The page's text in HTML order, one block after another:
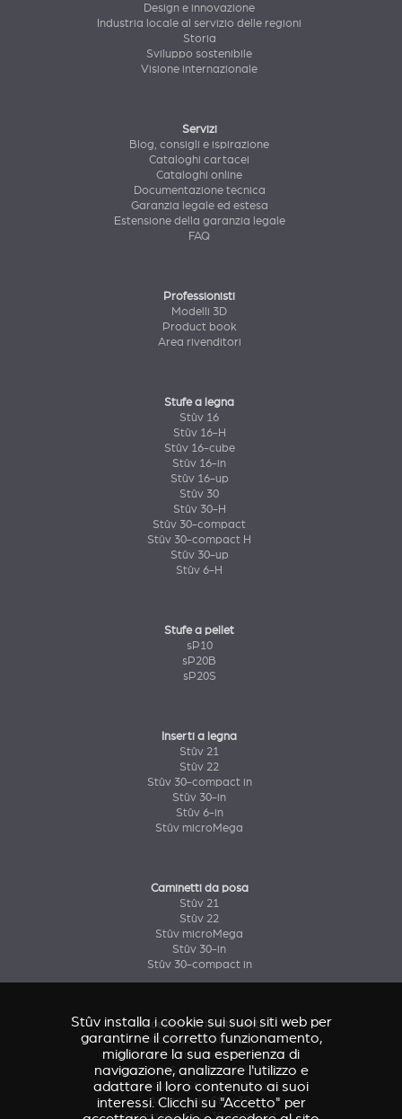
Design e innovazione
Industria locale al servizio delle regioni
Storia
Sviluppo sostenibile
Visione internazionale
Servizi
Blog, consigli e ispirazione
Cataloghi cartacei
Cataloghi online
Documentazione tecnica
Garanzia legale ed estesa
Estensione della garanzia legale
FAQ
Professionisti
Modelli 3D
Product book
Area rivenditori
Stufe a legna
Stûv 16
Stûv 16-H
Stûv 16-cube
Stûv 16-in
Stûv 16-up
Stûv 30
Stûv 30-H
Stûv 30-compact
Stûv 30-compact H
Stûv 30-up
Stûv 6-H
Stufe a pellet
sP10
sP20B
sP20S
Inserti a legna
Stûv 21
Stûv 22
Stûv 30-compact in
Stûv 30-in
Stûv 6-in
Stûv microMega
Caminetti da posa
Stûv 21
Stûv 22
Stûv microMega
Stûv 30-in
Stûv 30-compact in
Accessori & rivestimenti
Accessorio Stûv 16
Accessori & rivestimenti Stûv 21
Accessori & rivestimenti Stûv 22
Accessorio Stûv microMega
Accessorio Stûv 30
Accessorio Stûv 30-compact
Stûv installa i cookie sui suoi siti web per
garantirne il corretto funzionamento,
migliorare la sua esperienza di
navigazione, analizzare l'utilizzo e
adattare il loro contenuto ai suoi
interessi. Clicchi su "Accetto" per